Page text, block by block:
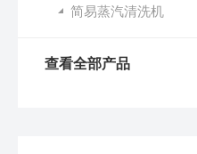
简易蒸汽清洗机
查看全部产品